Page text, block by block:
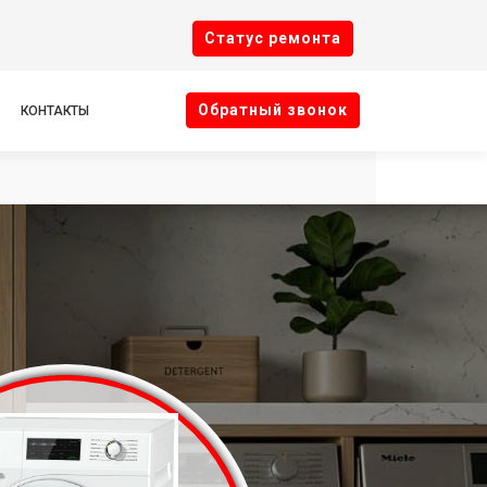
Cтатус ремонта
КОНТАКТЫ Oбратный звонок